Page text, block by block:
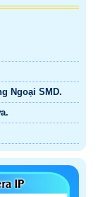
Ngoại SMD.